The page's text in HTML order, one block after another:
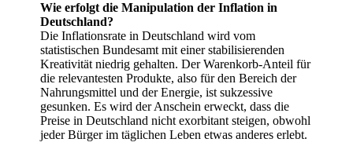
Wie erfolgt die Manipulation der Inflation in
Deutschland?
Die Inflationsrate in Deutschland wird vom
statistischen Bundesamt mit einer stabilisierenden
Kreativität niedrig gehalten. Der Warenkorb-Anteil für
die relevantesten Produkte, also für den Bereich der
Nahrungsmittel und der Energie, ist sukzessive
gesunken. Es wird der Anschein erweckt, dass die
Preise in Deutschland nicht exorbitant steigen, obwohl
jeder Bürger im täglichen Leben etwas anderes erlebt.